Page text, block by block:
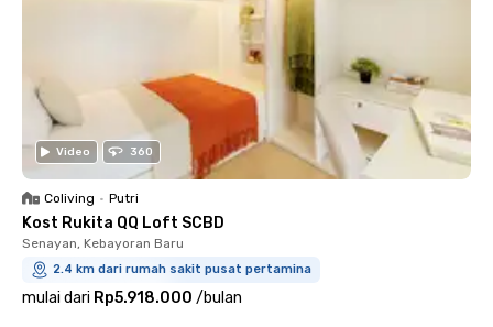
Video 360
Coliving • Putri
Kost Rukita QQ Loft SCBD
Senayan, Kebayoran Baru
2.4 km dari rumah sakit pusat pertamina
mulai dari Rp5.918.000 /bulan